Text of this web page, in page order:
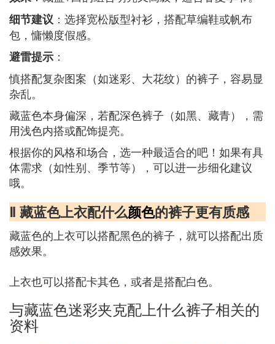
细节建议 ：选择宽松版型衬衫，搭配草编鞋或帆布
包，慵懒度假感。
避雷提示 ：
慎搭配复杂图案（如迷彩、大花纹）的裤子，容易显
杂乱。
藏蓝色本身偏深，若配深色裤子（如黑、藏青），需
用浅色内搭或配饰提亮。
根据你的风格和场合，选一种最适合的吧！如果有具
体需求（如性别、季节等），可以进一步细化建议
哦。
Ⅱ 藏蓝色上衣配什么颜色的裤子更有质感
藏蓝色的上衣可以搭配黑色的裤子，就可以搭配出质
感效果。
上衣也可以搭配卡其色，或者是搭配白色。
与藏蓝色迷彩夹克配上什么裤子相关的
资料